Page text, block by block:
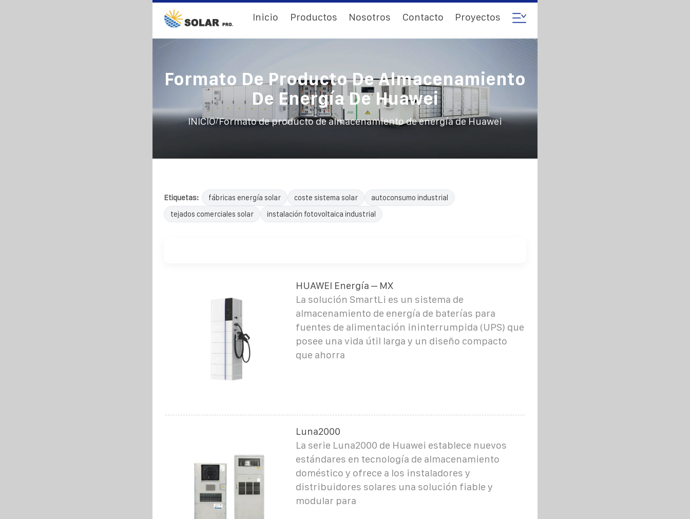
Inicio Productos Nosotros Contacto Proyectos
Formato De Producto De Almacenamiento
De Energía De Huawei
INICIO/Formato de producto de almacenamiento de energía de Huawei
Etiquetas: fábricas energía solar coste sistema solar
autoconsumo industrial
tejados comerciales solar
instalación fotovoltaica industrial
HUAWEI Energía – MX
La solución SmartLi es un sistema de
almacenamiento de energía de baterías para
fuentes de alimentación ininterrumpida (UPS) que
posee una vida útil larga y un diseño compacto
que ahorra
Luna2000
La serie Luna2000 de Huawei establece nuevos
estándares en tecnología de almacenamiento
doméstico y ofrece a los instaladores y
distribuidores solares una solución fiable y
modular para